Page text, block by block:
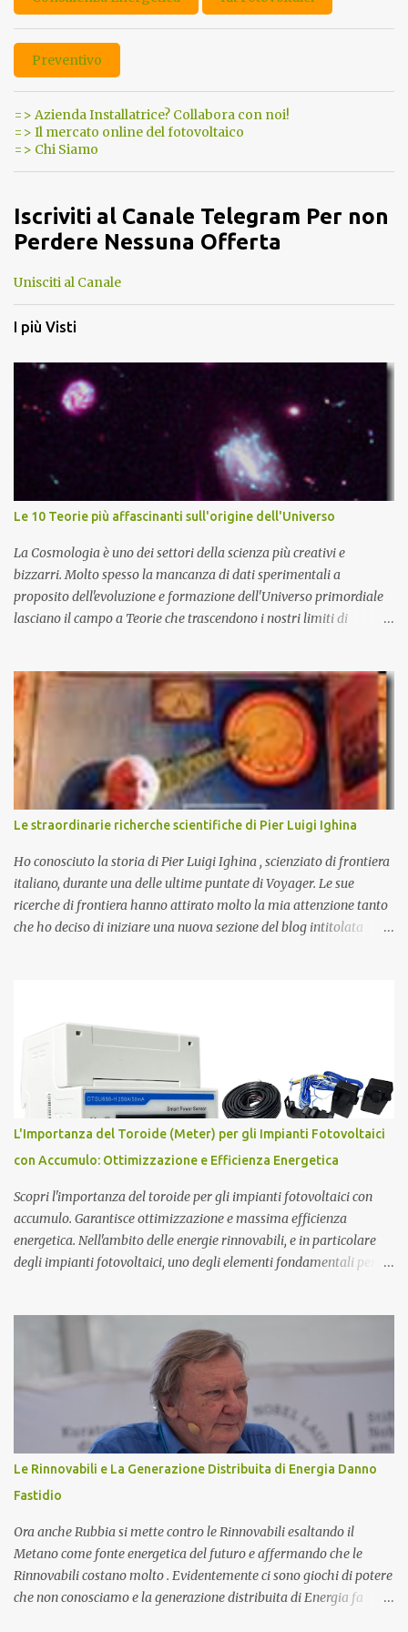
Preventivo
=> Azienda Installatrice? Collabora con noi!
=> Il mercato online del fotovoltaico
=> Chi Siamo
Iscriviti al Canale Telegram Per non
Perdere Nessuna Offerta
Unisciti al Canale
I più Visti
Le 10 Teorie più affascinanti sull'origine dell'Universo
La Cosmologia è uno dei settori della scienza più creativi e
bizzarri. Molto spesso la mancanza di dati sperimentali a
proposito dell'evoluzione e formazione dell'Universo primordiale
lasciano il campo a Teorie che trascendono i nostri limiti di
più accreditata, il Big-Bang e l'Universo inflazionario, ha dei
paradossi e delle lacune difficilmente sormontabili che sono tali da
far pensare che con il miglioramento delle osservazioni
sperimentali si possa un giorno chiarirne l'origine e la sua
evoluzione. Una volta chiarita l'origine e il meccanismo di
formazione dell'Universo primordiale saremo qui di nuovo a
domandarci: perché esiste l'Universo? D'altra parte sono le
domande più affascinanti che ci attanagliano fin dalle prime
apparizioni della Specie Umana sulla terra. Ecco alcune delle più
affascinanti teo...
Le straordinarie richerche scientifiche di Pier Luigi Ighina
Ho conosciuto la storia di Pier Luigi Ighina , scienziato di frontiera
italiano, durante una delle ultime puntate di Voyager. Le sue
ricerche di frontiera hanno attirato molto la mia attenzione tanto
che ho deciso di iniziare una nuova sezione del blog intitolata
anni assistente di Guglielmo Marconi , diventandone in seguito
sull’elettromagnetismo. Ighina si è concentrato molto sullo studio
del Monopolo Magnetico che ha sintetizzato nel concetto di Atomo
Magnetico . L'Atomo Magnetico Gli atomi magnetici sono costituiti
da triplette neutre di quark (+1,-1,0). Secondo questo modello di
atomo magnetico quindi non ci sono protoni e neutroni nel nucleo
atomico...
L'Importanza del Toroide (Meter) per gli Impianti Fotovoltaici
con Accumulo: Ottimizzazione e Efficienza Energetica
Scopri l'importanza del toroide per gli impianti fotovoltaici con
accumulo. Garantisce ottimizzazione e massima efficienza
energetica. Nell'ambito delle energie rinnovabili, e in particolare
degli impianti fotovoltaici, uno degli elementi fondamentali per
un ruolo cruciale nella gestione dell'energia prodotta e accumulata,
contribuendo significativamente a migliorare le prestazioni
complessive dell'impianto. In questo articolo, esploreremo nel
dettaglio l'importanza del toroide negli impianti fotovoltaici con
accumulo di energia, come funziona, e perché è essenziale per
ottimizzare il rendimento energetico. Approfondiremo inoltre le
implicazioni che il suo corretto utilizzo ha sulla durata e
sull'affidabilità dell'intero sistema. Cos'è un Toroide o Meter e
Come Funziona? Il toroide (o meter) è un dispositivo el...
Le Rinnovabili e La Generazione Distribuita di Energia Danno
Fastidio
Ora anche Rubbia si mette contro le Rinnovabili esaltando il
Metano come fonte energetica del futuro e affermando che le
Rinnovabili costano molto . Evidentemente ci sono giochi di potere
che non conosciamo e la generazione distribuita di Energia fa